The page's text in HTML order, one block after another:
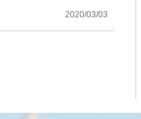
2020/03/03